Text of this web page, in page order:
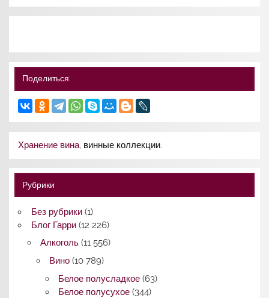
Поделиться:
Хранение вина, винные коллекции.
Рубрики
Без рубрики(1)
Блог Гарри(12 226)
Алкоголь(11 556)
Вино(10 789)
Белое полусладкое (63)
Белое полусухое (344)